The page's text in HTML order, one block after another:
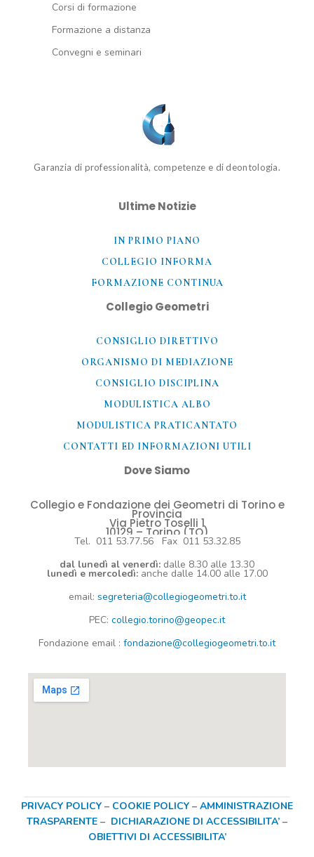
Corsi di formazione
Formazione a distanza
Convegni e seminari
Garanzia di professionalità, competenze e di deontologia.
Ultime Notizie
IN PRIMO PIANO
COLLEGIO INFORMA
FORMAZIONE CONTINUA
Collegio Geometri
CONSIGLIO DIRETTIVO
ORGANISMO DI MEDIAZIONE
CONSIGLIO DISCIPLINA
MODULISTICA ALBO
MODULISTICA PRATICANTATO
CONTATTI ED INFORMAZIONI UTILI​
Dove Siamo
Collegio e Fondazione dei Geometri di Torino e
Provincia
Via Pietro Toselli 1
10129 – Torino (TO)
Tel. 011 53.77.56 Fax 011 53.32.85
dal lunedì al venerdì: dalle 8.30 alle 13.30
lunedì e mercoledì: anche dalle 14.00 alle 17.00
email: segreteria@collegiogeometri.to.it
PEC: collegio.torino@geopec.it
Fondazione email : fondazione@collegiogeometri.to.it
PRIVACY POLICY – COOKIE POLICY – AMMINISTRAZIONE
TRASPARENTE – DICHIARAZIONE DI ACCESSIBILITA’ –
OBIETTIVI DI ACCESSIBILITA’